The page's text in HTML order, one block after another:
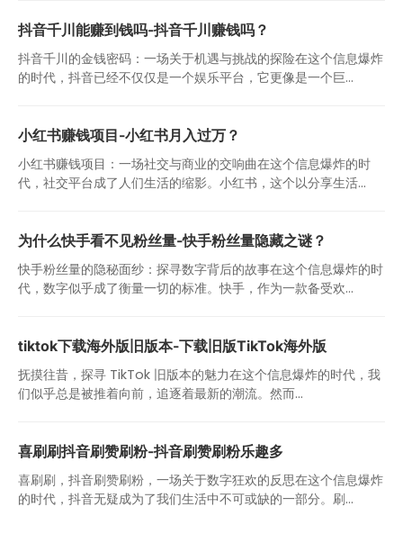
抖音千川能赚到钱吗-抖音千川赚钱吗？
抖音千川的金钱密码：一场关于机遇与挑战的探险在这个信息爆炸
的时代，抖音已经不仅仅是一个娱乐平台，它更像是一个巨...
小红书赚钱项目-小红书月入过万？
小红书赚钱项目：一场社交与商业的交响曲在这个信息爆炸的时
代，社交平台成了人们生活的缩影。小红书，这个以分享生活...
为什么快手看不见粉丝量-快手粉丝量隐藏之谜？
快手粉丝量的隐秘面纱：探寻数字背后的故事在这个信息爆炸的时
代，数字似乎成了衡量一切的标准。快手，作为一款备受欢...
tiktok下载海外版旧版本-下载旧版TikTok海外版
抚摸往昔，探寻 TikTok 旧版本的魅力在这个信息爆炸的时代，我
们似乎总是被推着向前，追逐着最新的潮流。然而...
喜刷刷抖音刷赞刷粉-抖音刷赞刷粉乐趣多
喜刷刷，抖音刷赞刷粉，一场关于数字狂欢的反思在这个信息爆炸
的时代，抖音无疑成为了我们生活中不可或缺的一部分。刷...